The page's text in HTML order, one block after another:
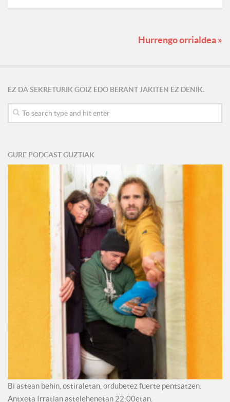
Hurrengo orrialdea »
EZ DA SEKRETURIK GOIZ EDO BERANT JAKITEN EZ DENIK.
GURE PODCAST GUZTIAK
Bi astean behin, ostiraletan, ordubetez fuerte pentsatzen.
Antxeta Irratian astelehenetan 22:00etan.